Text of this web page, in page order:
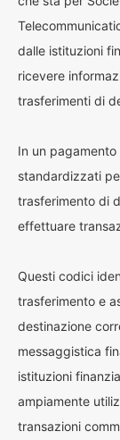
dalle istituzioni
ricevere
trasferimenti di
In un
standardizzati
trasferimento di
effettuare
Questi codici
trasferimento e
destinazione
messaggistica
istituzioni
ampiamente
transazioni